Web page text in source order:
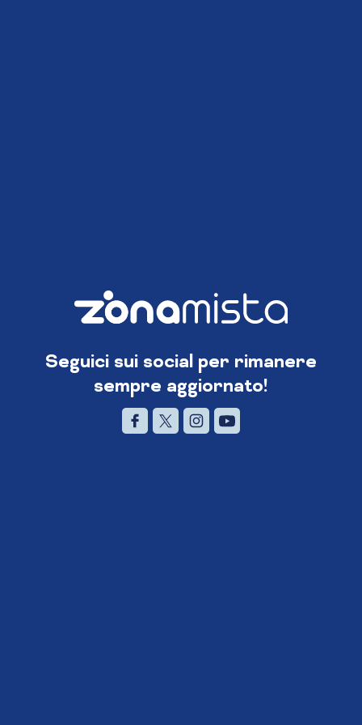
Seguici sui social per rimanere
sempre aggiornato!